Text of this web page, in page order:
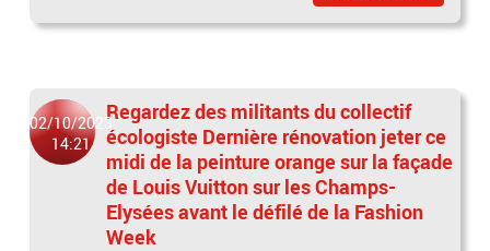
02/10/2023
14:21
Regardez des militants du collectif
écologiste Dernière rénovation jeter ce
midi de la peinture orange sur la façade
de Louis Vuitton sur les Champs-
Elysées avant le défilé de la Fashion
Week